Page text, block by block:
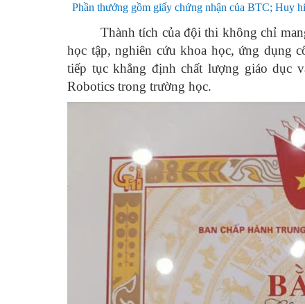
Phần thưởng gồm giấy chứng nhận của BTC; Huy
Thành tích của đội thi không chỉ
học tập, nghiên cứu khoa học, ứng dụng
tiếp tục khẳng định chất lượng giáo dục
Robotics trong trường học.